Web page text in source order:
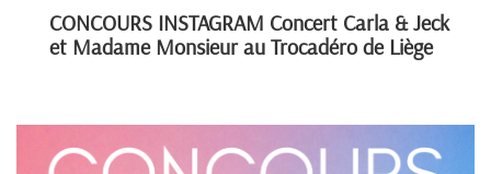
CONCOURS INSTAGRAM Concert Carla & Jeck
et Madame Monsieur au Trocadéro de Liège